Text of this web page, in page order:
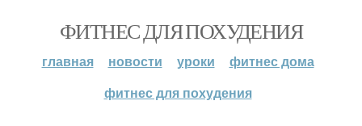
ФИТНЕС ДЛЯ ПОХУДЕНИЯ
главная новости уроки
фитнес дома
фитнес для похудения